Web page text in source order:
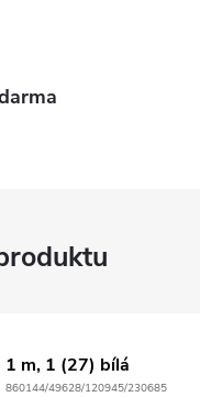
1 m, 1 (27) bílá
860144/49628/120945/230685